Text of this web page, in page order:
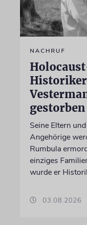
NACHRUF
gestorben
Seine Eltern
Angehörige
Rumbula
einziges
wurde er
03.08.2026